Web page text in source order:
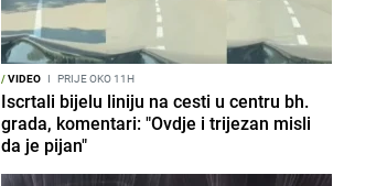
/VIDEO I PRIJE OKO 11H
Iscrtali bijelu liniju na cesti u centru bh.
grada, komentari: "Ovdje i trijezan misli
da je pijan"